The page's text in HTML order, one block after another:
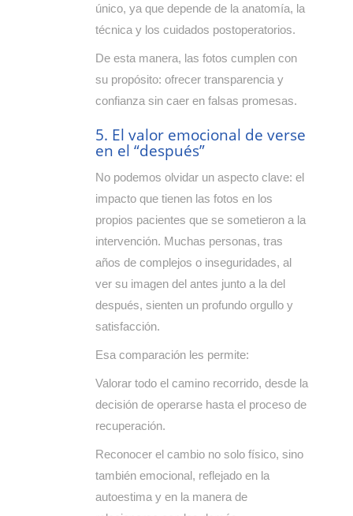
único, ya que depende de la anatomía, la
técnica y los cuidados postoperatorios.
De esta manera, las fotos cumplen con
su propósito: ofrecer transparencia y
confianza sin caer en falsas promesas.
5. El valor emocional de verse
en el “después”
No podemos olvidar un aspecto clave: el
impacto que tienen las fotos en los
propios pacientes que se sometieron a la
intervención. Muchas personas, tras
años de complejos o inseguridades, al
ver su imagen del antes junto a la del
después, sienten un profundo orgullo y
satisfacción.
Esa comparación les permite:
Valorar todo el camino recorrido, desde la
decisión de operarse hasta el proceso de
recuperación.
Reconocer el cambio no solo físico, sino
también emocional, reflejado en la
autoestima y en la manera de